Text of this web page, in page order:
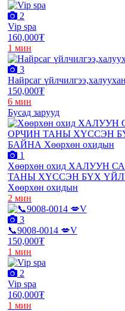
2
Vip spa
160,000₮
1 мин
3
Найрсаг
150,000₮
6 мин
Бусад зарууд
1
Хөөрхөн охид ХАЛУУН
ТАНЫ ХҮССЭН БҮХ
Хөөрхөн охидын
2 мин
3
📞9008-0014 💋V
150,000₮
1 мин
2
Vip spa
160,000₮
1 мин